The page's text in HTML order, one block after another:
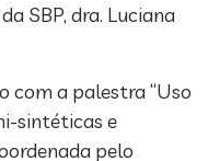
SBP, dra. Luciana
com a palestra “Uso
sintéticas e
pelo